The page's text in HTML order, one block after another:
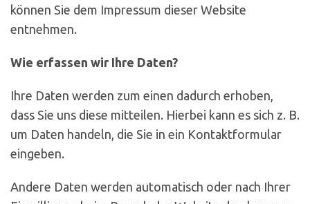
können Sie dem Impressum dieser Website
entnehmen.
Wie erfassen wir Ihre Daten?
Ihre Daten werden zum einen dadurch erhoben,
dass Sie uns diese mitteilen. Hierbei kann es sich z. B.
um Daten handeln, die Sie in ein Kontaktformular
eingeben.
Andere Daten werden automatisch oder nach Ihrer